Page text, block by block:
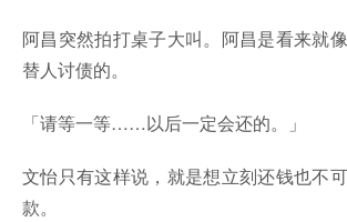
阿昌突然拍打桌子大叫。阿昌是看来就
替人讨债的。
「请等一等……以后一定会还的。」
文怡只有这样说，就是想立刻还钱也不
款。